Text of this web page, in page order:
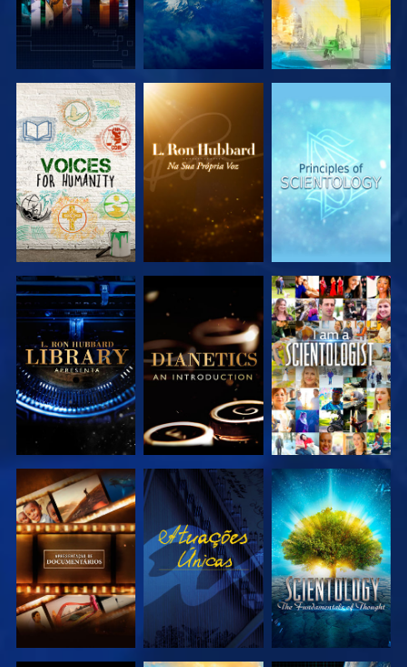
EXPLORAR A
SÉRIE
EXPLORAR A
SÉRIE
EXPLORAR A
SÉRIE
EXPLORAR A
SÉRIE
EXPLORAR A
SÉRIE
VER
EXPLORAR A
SÉRIE
VER
EXPLORAR A
SÉRIE